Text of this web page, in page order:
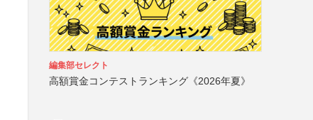
編集部セレクト
高額賞金コンテストランキング《2026年夏》